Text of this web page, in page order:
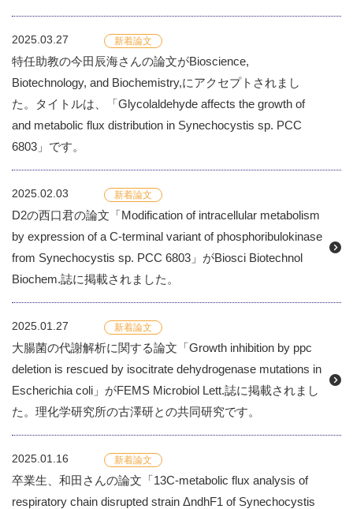
2025.03.27 新着論文
特任助教の今田辰海さんの論文がBioscience,
Biotechnology, and Biochemistry,にアクセプトされまし
た。タイトルは、「Glycolaldehyde affects the growth of
and metabolic flux distribution in Synechocystis sp. PCC
6803」です。
2025.02.03 新着論文
D2の西口君の論文「Modification of intracellular metabolism
by expression of a C-terminal variant of phosphoribulokinase
from Synechocystis sp. PCC 6803」がBiosci Biotechnol
Biochem.誌に掲載されました。
2025.01.27 新着論文
大腸菌の代謝解析に関する論文「Growth inhibition by ppc
deletion is rescued by isocitrate dehydrogenase mutations in
Escherichia coli」がFEMS Microbiol Lett.誌に掲載されまし
た。理化学研究所の古澤研との共同研究です。
2025.01.16 新着論文
卒業生、和田さんの論文「13C-metabolic flux analysis of
respiratory chain disrupted strain ΔndhF1 of Synechocystis